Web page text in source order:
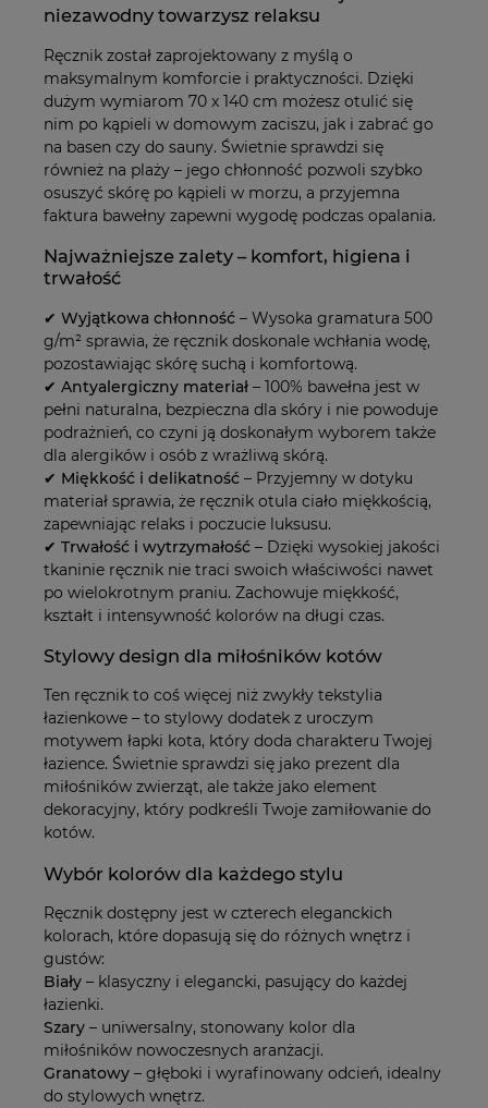
niezawodny towarzysz relaksu
Ręcznik został zaprojektowany z myślą o
maksymalnym komforcie i praktyczności. Dzięki
dużym wymiarom 70 x 140 cm możesz otulić się
nim po kąpieli w domowym zaciszu, jak i zabrać go
na basen czy do sauny. Świetnie sprawdzi się
również na plaży – jego chłonność pozwoli szybko
osuszyć skórę po kąpieli w morzu, a przyjemna
faktura bawełny zapewni wygodę podczas opalania.
Najważniejsze zalety – komfort, higiena i
trwałość
✔ Wyjątkowa chłonność – Wysoka gramatura 500
g/m² sprawia, że ręcznik doskonale wchłania wodę,
pozostawiając skórę suchą i komfortową.
✔ Antyalergiczny materiał – 100% bawełna jest w
pełni naturalna, bezpieczna dla skóry i nie powoduje
podrażnień, co czyni ją doskonałym wyborem także
dla alergików i osób z wrażliwą skórą.
✔ Miękkość i delikatność – Przyjemny w dotyku
materiał sprawia, że ręcznik otula ciało miękkością,
zapewniając relaks i poczucie luksusu.
✔ Trwałość i wytrzymałość – Dzięki wysokiej jakości
tkaninie ręcznik nie traci swoich właściwości nawet
po wielokrotnym praniu. Zachowuje miękkość,
kształt i intensywność kolorów na długi czas.
Stylowy design dla miłośników kotów
Ten ręcznik to coś więcej niż zwykły tekstylia
łazienkowe – to stylowy dodatek z uroczym
motywem łapki kota, który doda charakteru Twojej
łazience. Świetnie sprawdzi się jako prezent dla
miłośników zwierząt, ale także jako element
dekoracyjny, który podkreśli Twoje zamiłowanie do
kotów.
Wybór kolorów dla każdego stylu
Ręcznik dostępny jest w czterech eleganckich
kolorach, które dopasują się do różnych wnętrz i
gustów:
Biały – klasyczny i elegancki, pasujący do każdej
łazienki.
Szary – uniwersalny, stonowany kolor dla
miłośników nowoczesnych aranżacji.
Granatowy – głęboki i wyrafinowany odcień, idealny
do stylowych wnętrz.